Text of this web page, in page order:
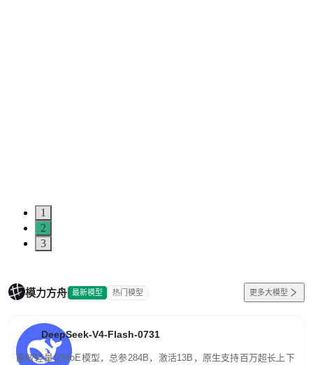
1
2
3
模力方舟 最新模型 热门模型 更多大模型
DeepSeek-V4-Flash-0731
高效轻量化MoE模型，总参284B，激活13B，原生支持百万超长上下